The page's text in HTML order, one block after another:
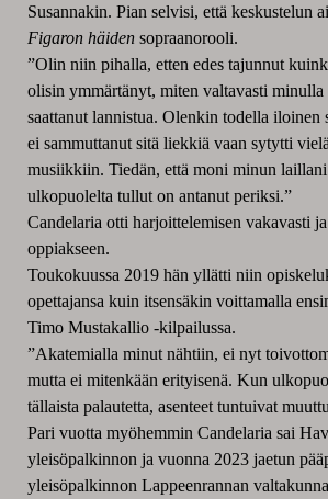
Susannakin. Pian selvisi, että keskustelun
Figaron häidensopraanorooli.
”Olin niin pihalla, etten edes tajunnut
olisin ymmärtänyt, miten valtavasti
saattanut lannistua. Olenkin todella iloinen
ei sammuttanut sitä liekkiä vaan sytytti
musiikkiin. Tiedän, että moni minun laillani
ulkopuolelta tullut on antanut periksi.”
Candelaria otti harjoittelemisen vakavasti
oppiakseen.
Toukokuussa 2019 hän yllätti niin
opettajansa kuin itsensäkin voittamalla
Timo Mustakallio -kilpailussa.
”Akatemialla minut nähtiin, ei nyt
mutta ei mitenkään erityisenä. Kun
tällaista palautetta, asenteet tuntuivat
Pari vuotta myöhemmin Candelaria sai
yleisöpalkinnon ja vuonna 2023 jaetun
yleisöpalkinnon Lappeenrannan